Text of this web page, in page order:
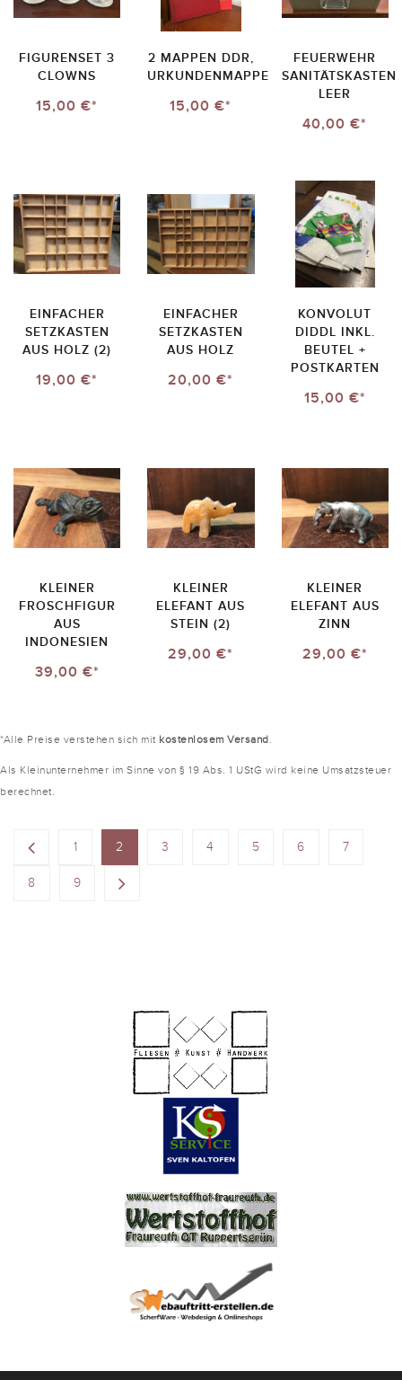
FIGURENSET 3
CLOWNS
15,00 €*
2 MAPPEN DDR,
URKUNDENMAPPE
15,00 €*
FEUERWEHR
SANITÄTSKASTEN
LEER
40,00 €*
EINFACHER
SETZKASTEN
AUS HOLZ (2)
19,00 €*
EINFACHER
SETZKASTEN
AUS HOLZ
20,00 €*
KONVOLUT
DIDDL INKL.
BEUTEL +
POSTKARTEN
15,00 €*
KLEINER
FROSCHFIGUR
AUS
INDONESIEN
39,00 €*
KLEINER
ELEFANT AUS
STEIN (2)
29,00 €*
KLEINER
ELEFANT AUS
ZINN
29,00 €*
*Alle Preise verstehen sich mit kostenlosem Versand.
Als Kleinunternehmer im Sinne von § 19 Abs. 1 UStG wird keine Umsatzsteuer
berechnet.
1 2 3 4 5 6 7
8 9